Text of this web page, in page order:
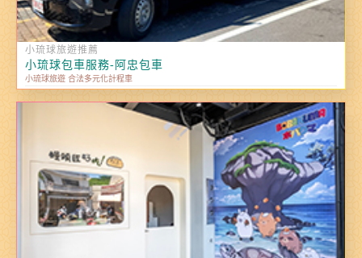
小琉球旅遊推薦
小琉球包車服務-阿忠包車
小琉球旅遊 合法多元化計程車